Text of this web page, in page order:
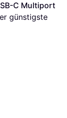
C Multiport
günstigste